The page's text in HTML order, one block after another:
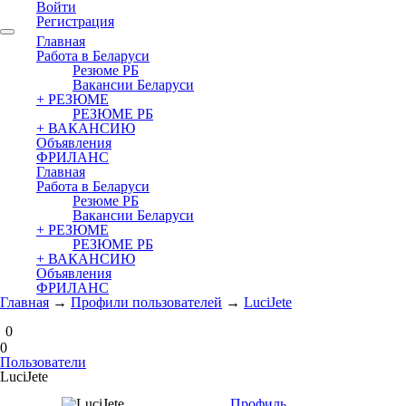
Войти
Регистрация
Главная
Работа в Беларуси
Резюме РБ
Вакансии Беларуси
+ РЕЗЮМЕ
РЕЗЮМЕ РБ
+ ВАКАНСИЮ
Объявления
ФРИЛАНС
Главная
Работа в Беларуси
Резюме РБ
Вакансии Беларуси
+ РЕЗЮМЕ
РЕЗЮМЕ РБ
+ ВАКАНСИЮ
Объявления
ФРИЛАНС
Главная → Профили пользователей → LuciJete
0
0
Пользователи
LuciJete